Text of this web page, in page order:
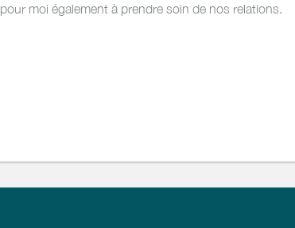
pour moi également à prendre soin de nos relations.